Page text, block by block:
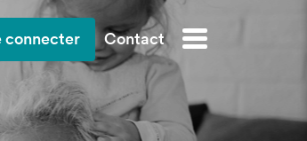
connecter Contact